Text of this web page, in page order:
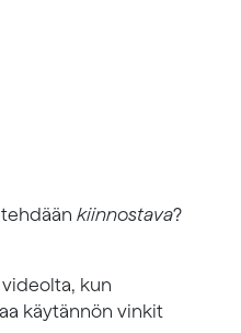
kiinnostava?
kun
käytännön vinkit